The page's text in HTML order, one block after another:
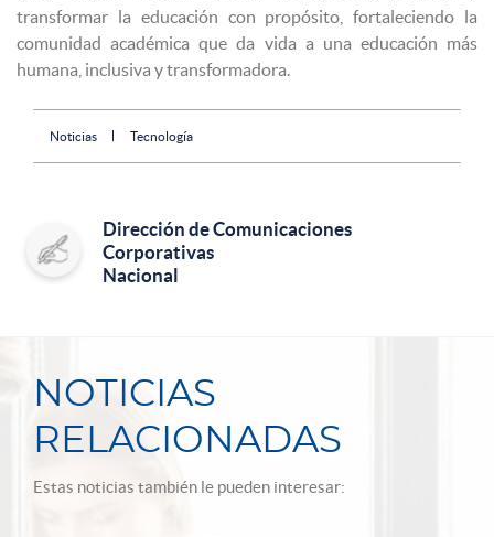
transformar la educación con propósito, fortaleciendo la
comunidad académica que da vida a una educación más
humana, inclusiva y transformadora.
Noticias Tecnología
Dirección de Comunicaciones
Corporativas
Nacional
NOTICIAS
RELACIONADAS
Estas noticias también le pueden interesar: